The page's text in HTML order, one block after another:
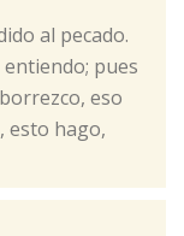
al pecado.
pues
eso
esto hago,